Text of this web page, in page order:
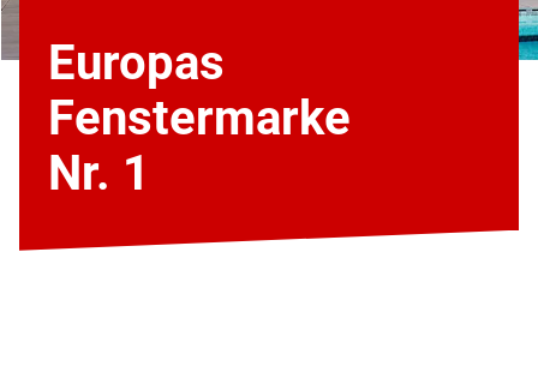
Europas
Fenstermarke
Nr. 1